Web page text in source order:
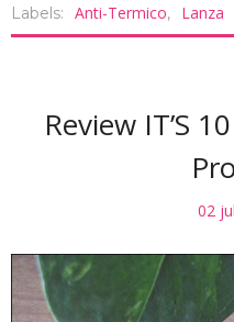
Labels: Anti-Termico, Lanza
Review IT’S
02